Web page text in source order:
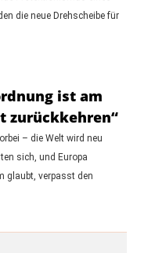
die neue Drehscheibe für
ist am
zurückkehren“
– die Welt wird neu
sich, und Europa
glaubt, verpasst den